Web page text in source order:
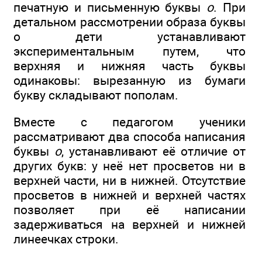
печатную и письменную буквы о. При
детальном рассмотрении образа буквы
о дети устанавливают
экспериментальным путем, что
верхняя и нижняя часть буквы
одинаковы: вырезанную из бумаги
букву складывают пополам.
Вместе с педагогом ученики
рассматривают два способа написания
буквы о, устанавливают её отличие от
других букв: у неё нет просветов ни в
верхней части, ни в нижней. Отсутствие
просветов в нижней и верхней частях
позволяет при её написании
задерживаться на верхней и нижней
линеечках строки.